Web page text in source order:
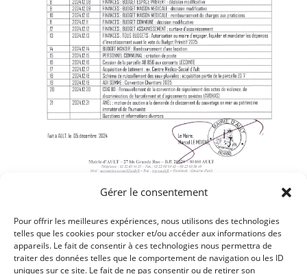
Gérer le consentement
Pour offrir les meilleures expériences, nous utilisons des technologies
telles que les cookies pour stocker et/ou accéder aux informations des
appareils. Le fait de consentir à ces technologies nous permettra de
traiter des données telles que le comportement de navigation ou les ID
uniques sur ce site. Le fait de ne pas consentir ou de retirer son
Article précédent